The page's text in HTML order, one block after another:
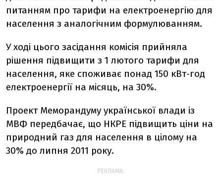
питанням про тарифи на електроенергію для
населення з аналогічним формулюванням.
У ході цього засідання комісія прийняла
рішення підвищити з 1 лютого тарифи для
населення, яке споживає понад 150 кВт-год
електроенергії на місяць, на 30%.
Проект Меморандуму української влади із
МВФ передбачає, що НКРЕ підвищить ціни на
природний газ для населення в цілому на
30% до липня 2011 року.
РЕКЛАМА: